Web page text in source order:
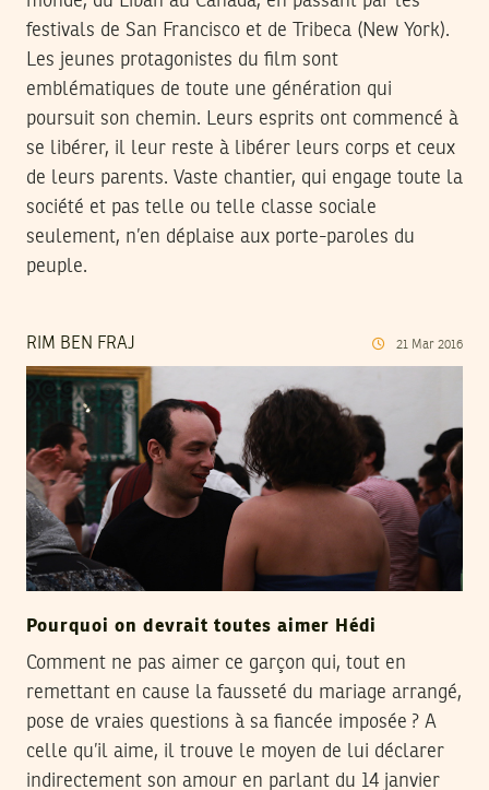
festivals de San Francisco et de Tribeca (New York).
Les jeunes protagonistes du film sont
emblématiques de toute une génération qui
poursuit son chemin. Leurs esprits ont commencé à
se libérer, il leur reste à libérer leurs corps et ceux
de leurs parents. Vaste chantier, qui engage toute la
société et pas telle ou telle classe sociale
seulement, n’en déplaise aux porte-paroles du
peuple.
RIM BEN FRAJ 21 Mar 2016
Pourquoi on devrait toutes aimer Hédi
Comment ne pas aimer ce garçon qui, tout en
remettant en cause la fausseté du mariage arrangé,
pose de vraies questions à sa fiancée imposée ? A
celle qu’il aime, il trouve le moyen de lui déclarer
indirectement son amour en parlant du 14 janvier